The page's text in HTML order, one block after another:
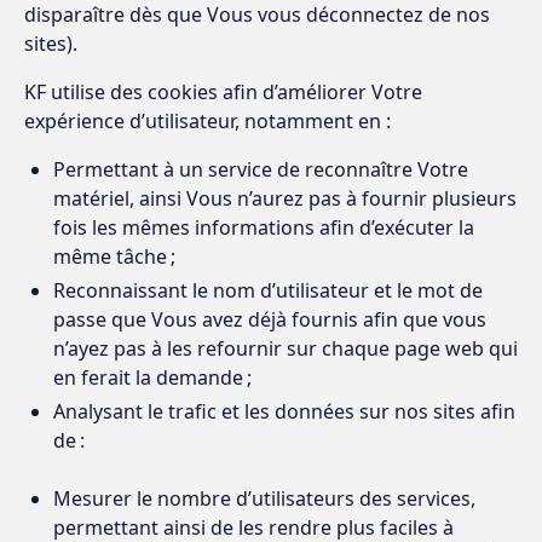
disparaître dès que Vous vous déconnectez de nos
sites).
KF utilise des cookies afin d’améliorer Votre
expérience d’utilisateur, notamment en :
Permettant à un service de reconnaître Votre
matériel, ainsi Vous n’aurez pas à fournir plusieurs
fois les mêmes informations afin d’exécuter la
même tâche ;
Reconnaissant le nom d’utilisateur et le mot de
passe que Vous avez déjà fournis afin que vous
n’ayez pas à les refournir sur chaque page web qui
en ferait la demande ;
Analysant le trafic et les données sur nos sites afin
de :
Mesurer le nombre d’utilisateurs des services,
permettant ainsi de les rendre plus faciles à